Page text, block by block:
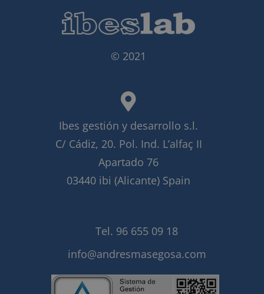
© 2021
Ibes gestión y desarrollo s.l.
C/ Cádiz, 20. Pol. Ind. L’alfaç II
Apartado 76
03440 ibi (Alicante) Spain
Tel. 96 655 09 18
info@andresmasegosa.com